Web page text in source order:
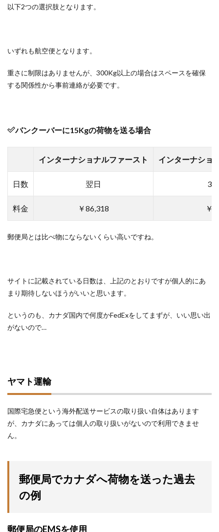
以下2つの選択肢となります。
いずれも航空便となります。
重さに制限はありませんが、300Kg以上の場合はスペースを確保
する関係性から事前連絡が必要です。
バンクーバーに15Kgの荷物を送る場合
インターナショナルファースト インターナショ
日数 翌日 3
料金 ￥86,318 ￥
郵便局とは比べ物にならないくらい高いですね。
サイトに記載されている日数は、上記のとおりですが個人的にあ
まり期待しないほうがいいと思います。
というのも、カナダ国内で何度かFedExをしてまずが、いい思い出
がないので…
ヤマト運輸
国際宅急便という海外配送サービスの取り扱い自体はあります
が、カナダにあっては個人の取り扱いがないので利用できませ
ん。
郵便局でカナダへ荷物を送った過去
の例
郵便局のEMSを使用